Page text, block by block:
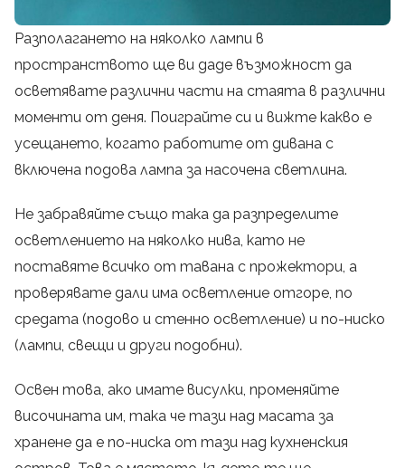
Разполагането на няколко лампи в
пространството ще ви даде възможност да
осветявате различни части на стаята в различни
моменти от деня. Поиграйте си и вижте какво е
усещането, когато работите от дивана с
включена подова лампа за насочена светлина.
Не забравяйте също така да разпределите
осветлението на няколко нива, като не
поставяте всичко от тавана с прожектори, а
проверявате дали има осветление отгоре, по
средата (подово и стенно осветление) и по-ниско
(лампи, свещи и други подобни).
Освен това, ако имате висулки, променяйте
височината им, така че тази над масата за
хранене да е по-ниска от тази над кухненския